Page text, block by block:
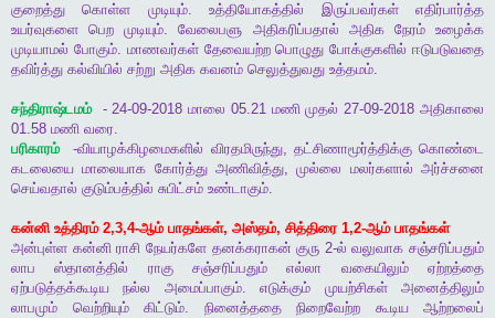
குறைத்து
கொள்ள முடியும்.உத்தியோகத்தில் இருப்பவர்கள்
எதிர்பார்த்த
உயர்வுகளை
பெற முடியும்.வேலைபளு அதிகரிப்பதால் அதிக நேரம்
உழைக்க
முடியாமல் போகும். மாணவர்கள் தேவையற்ற பொழுது போக்குகளில் ஈடுபடுவதை
தவிர்த்து கல்வியில் சற்று அதிக கவனம் செலுத்துவது உத்தமம்.
சந்திராஷ்டமம் - 24-09-2018மாலை 05.21 மணி முதல் 27-09-2018அதிகாலை
01.58 மணி வரை.
பரிகாரம்
-வியாழக்கிழமைகளில் விரதமிருந்து, தட்சிணாமூர்த்திக்கு கொண்டை
கடலையை மாலையாக கோர்த்து அணிவித்து,முல்லை மலர்களால் அர்ச்சனை
செய்வதால் குடும்பத்தில் சுபிட்சம் உண்டாகும்.
கன்னி உத்திரம்2,3,4-ஆம் பாதங்கள், அஸ்தம், சித்திரை 1,2-ஆம் பாதங்கள்
அன்புள்ள கன்னி ராசி நேயர்களே தனக்கராகன் குரு 2-ல் வலுவாக சஞ்சரிப்பதும்
லாப
ஸ்தானத்தில் ராகு சஞ்சரிப்பதும் எல்லா வகையிலும்
ஏற்றத்தை
ஏற்படுத்தக்கூடிய
நல்ல அமைப்பாகும்.எடுக்கும் முயற்சிகள்
அனைத்திலும்
லாபமும்
வெற்றியும் கிட்டும். நினைத்ததை நிறைவேற்ற கூடிய
ஆற்றலைப்